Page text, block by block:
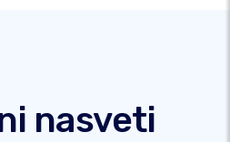
nasveti